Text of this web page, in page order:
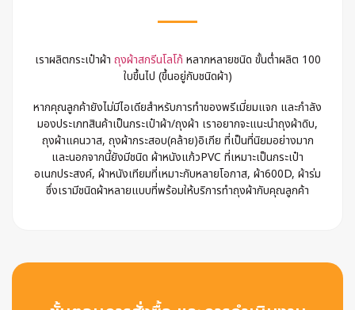
เราผลิตกระเป๋าผ้า ถุงผ้าสกรีนโลโก้ หลากหลายชนิด ขั้นต่ำผลิต 100
ใบขึ้นไป (ขึ้นอยู่กับชนิดผ้า)
หากคุณลูกค้ายังไม่มีไอเดียสำหรับการทำของพรีเมี่ยมแจก และกำลัง
มองประเภทสินค้าเป็นกระเป๋าผ้า/ถุงผ้า เราอยากจะแนะนำถุงผ้าดิบ,
ถุงผ้าแคนวาส, ถุงผ้ากระสอบ(คล้าย)อิเกีย ที่เป็นที่นิยมอย่างมาก
และนอกจากนี้ยังมีชนิด ผ้าหนังแก้วPVC ที่เหมาะเป็นกระเป๋า
อเนกประสงค์, ผ้าหนังเทียมที่เหมาะกับหลายโอกาส, ผ้า600D, ผ้าร่ม
ซึ่งเรามีชนิดผ้าหลายแบบที่พร้อมให้บริการทำถุงผ้ากับคุณลูกค้า